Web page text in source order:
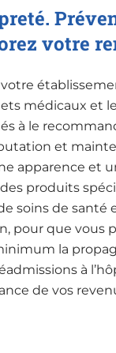
votre
médicaux et
à le
et
apparence et
produits
soins de santé
pour que vous
la
à
de vos